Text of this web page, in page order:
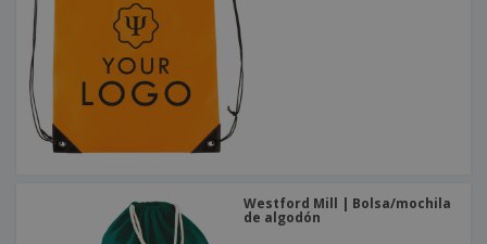
Westford Mill | Bolsa/mochila
de algodón